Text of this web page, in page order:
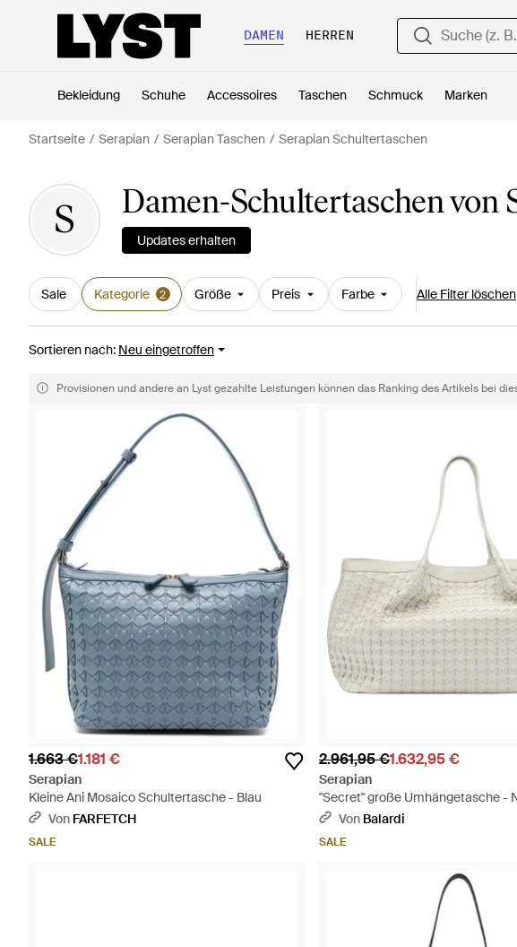
DAMEN HERREN
Bekleidung Schuhe Accessoires Taschen Schmuck Marken
Startseite Serapian Serapian Taschen Serapian Schultertaschen
S Damen-Schultertaschen von
Updates erhalten
Sale Kategorie 2 Größe Preis Farbe Alle Filter löschen
Sortieren nach: Neu eingetroffen
Provisionen und andere an Lyst gezahlte Leistungen können das Ranking des Artikels bei
1.663 €1.181 €
Serapian
Kleine Ani Mosaico Schultertasche - Blau
Von FARFETCH
SALE
2.961,95 €1.632,95 €
Serapian
"Secret" große Umhängetasche -
Von Balardi
SALE